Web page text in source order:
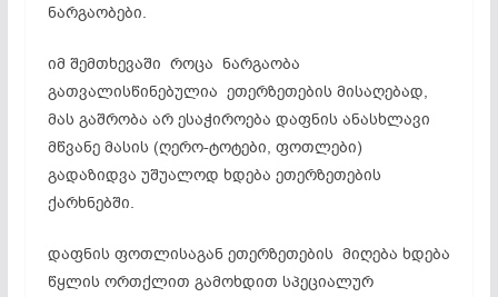
ნარგაობები.
იმ შემთხევაში როცა ნარგაობა
გათვალისწინებულია ეთერზეთების მისაღებად,
მას გაშრობა არ ესაჭიროება დაფნის ანასხლავი
მწვანე მასის (ღერო-ტოტები, ფოთლები)
გადაზიდვა უშუალოდ ხდება ეთერზეთების
ქარხნებში.
დაფნის ფოთლისაგან ეთერზეთების მიღება ხდება
წყლის ორთქლით გამოხდით სპეციალურ